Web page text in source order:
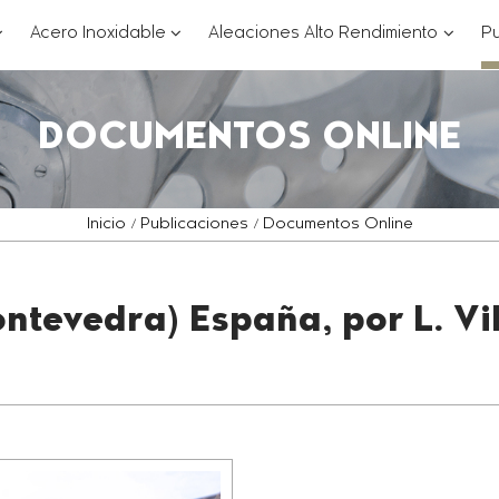
Acero Inoxidable???
Aleaciones Alto Rendimiento ???
DOCUMENTOS ONLINE
Inicio Publicaciones Documentos Online
España, por L.